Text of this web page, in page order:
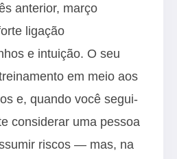
anterior, março
ligação
e intuição. O seu
em meio aos
e, quando você segui-
considerar uma pessoa
riscos — mas, na